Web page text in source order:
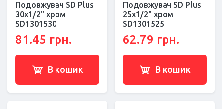
Подовжувач SD Plus
30х1/2" хром
SD1301530
81.45 грн.
В кошик
Подовжувач SD Plus
25х1/2" хром
SD1301525
62.79 грн.
В кошик